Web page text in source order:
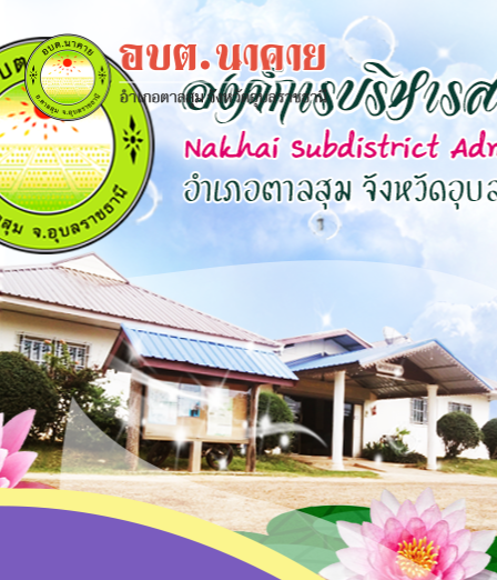
หน้า
หลัก
ข้อมูล
พื้น
ฐาน
บุคลากร
แผน
ยุทธศาสตร์
ข่าวสาร
กิจการ
สภา